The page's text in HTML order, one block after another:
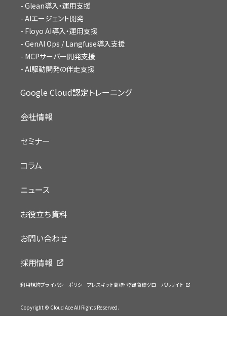
Glean導入・運用支援
AIエージェント開発
Floyo AI導入・運用支援
GenAI Ops / Langfuse導入支援
MCPサーバー開発支援
AI駆動開発の伴走支援
Google Cloud認定トレーニング
会社情報
セミナー
コラム
ニュース
お役立ち資料
お問い合わせ
採用情報
利用規約プライバシーポリシープレスキット商標・登録商標グローバルサイト
Copyright © Cloud Ace All Rights Reserved.